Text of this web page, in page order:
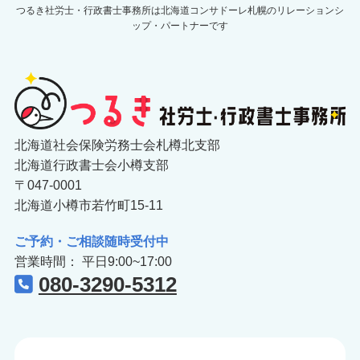
つるき社労士・行政書士事務所は北海道コンサドーレ札幌のリレーションシ
ップ・パートナーです
北海道社会保険労務士会札樽北支部
北海道行政書士会小樽支部
〒047-0001
北海道小樽市若竹町15-11
ご予約・ご相談随時受付中
営業時間： 平日9:00~17:00
080-3290-5312